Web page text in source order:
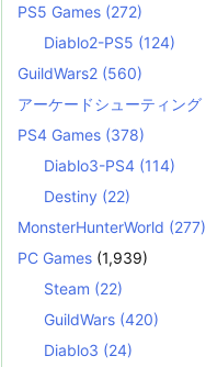
PS5 Games (272)
Diablo2-PS5 (124)
GuildWars2 (560)
アーケードシューティング
PS4 Games (378)
Diablo3-PS4 (114)
Destiny (22)
MonsterHunterWorld (277)
PC Games (1,939)
Steam (22)
GuildWars (420)
Diablo3 (24)